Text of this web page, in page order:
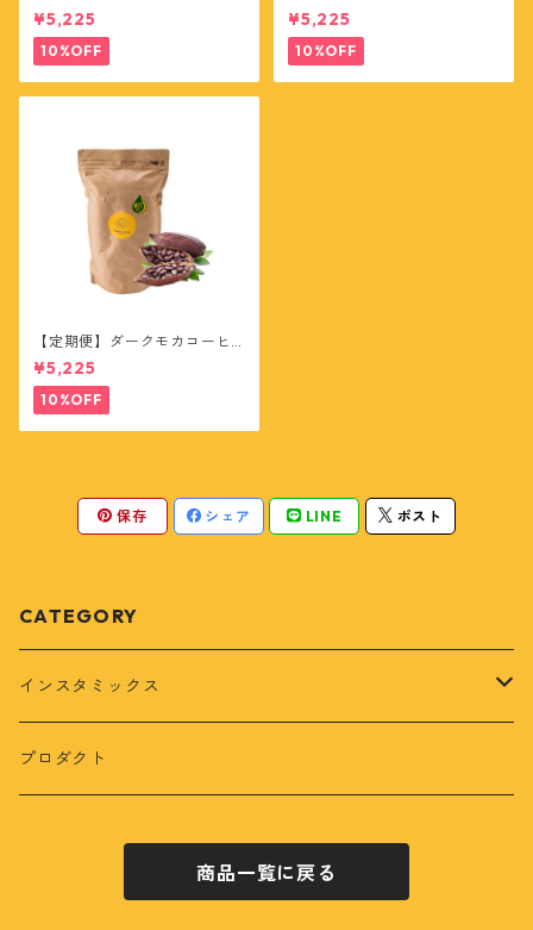
ー20杯分
¥5,225
10%OFF
ア20杯分
¥5,225
10%OFF
【定期便】ダークモカコーヒ
ー20杯分
¥5,225
10%OFF
保存 シェア LINE ポスト
CATEGORY
インスタミックス
小分けタイプ
プロダクト
商品一覧に戻る